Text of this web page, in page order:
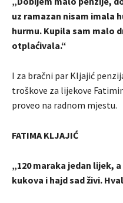
uz ramazan nisam imala
hurmu. Kupila sam malo
otplaćivala.“
I za bračni par Kljajić
troškove za lijekove
proveo na radnom mjestu.
FATIMA KLJAJIĆ
„120 maraka jedan lijek,
kukova i hajd sad živi.